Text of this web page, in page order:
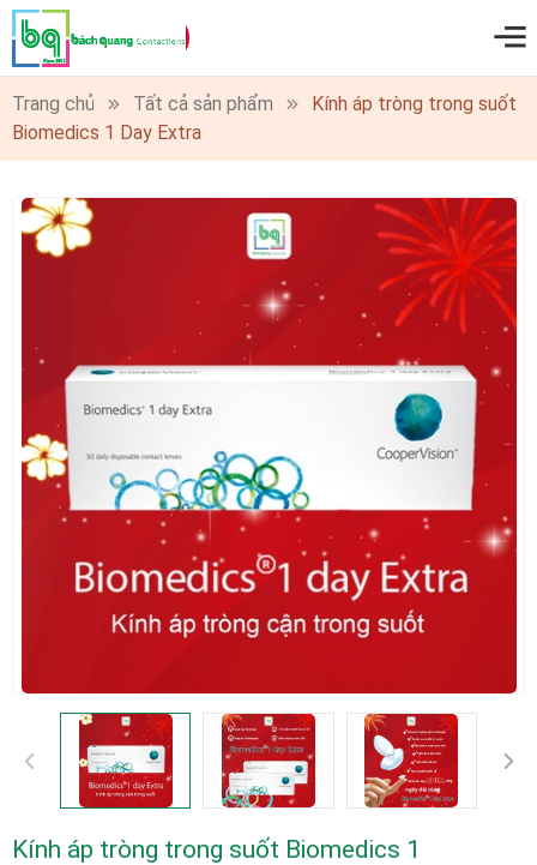
Trở thành đại lý
Trang chủ Tất cả sản phẩm
Kính áp tròng trong suốt
Biomedics 1 Day Extra
Kính áp tròng trong suốt Biomedics 1